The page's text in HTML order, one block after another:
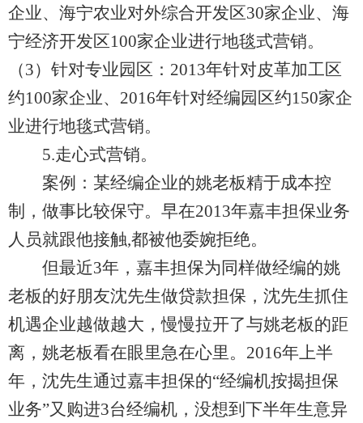
企业、海宁农业对外综合开发区30家企业、海
宁经济开发区100家企业进行地毯式营销。
（3）针对专业园区：2013年针对皮革加工区
约100家企业、2016年针对经编园区约150家企
业进行地毯式营销。
5.走心式营销。
案例：某经编企业的姚老板精于成本控
制，做事比较保守。早在2013年嘉丰担保业务
人员就跟他接触,都被他委婉拒绝。
但最近3年，嘉丰担保为同样做经编的姚
老板的好朋友沈先生做贷款担保，沈先生抓住
机遇企业越做越大，慢慢拉开了与姚老板的距
离，姚老板看在眼里急在心里。2016年上半
年，沈先生通过嘉丰担保的“经编机按揭担保
业务”又购进3台经编机，没想到下半年生意异